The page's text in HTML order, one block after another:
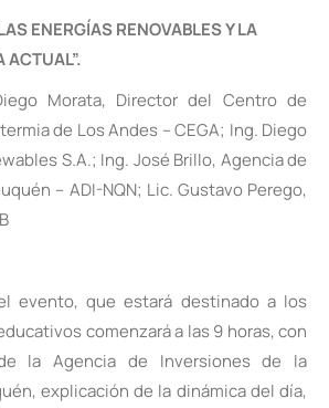
ENERGÍAS RENOVABLES Y LA
ACTUAL”.
Morata, Director del Centro de
de Los Andes – CEGA; Ing. Diego
S.A.; Ing. José Brillo, Agencia de
– ADI-NQN; Lic. Gustavo Perego,
evento, que estará destinado a los
comenzará a las 9 horas, con
la Agencia de Inversiones de la
explicación de la dinámica del día,